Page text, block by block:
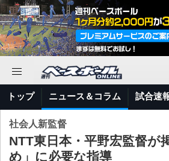
トップ ニュース＆コラム 試合速
社会人新監督
NTT東日本・平野宏監督が
め」に必要な指導